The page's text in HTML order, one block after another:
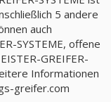
5 andere
auch
SYSTEME, offene
GREIFER-
Informationen
greifer.com